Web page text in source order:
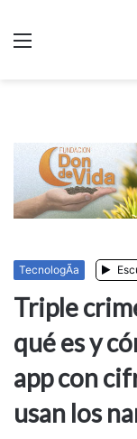
TecnologÃ­a
Triple
qué es y
app con
usan los